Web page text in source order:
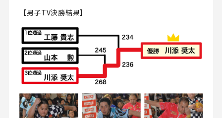
【男子TV決勝結果】